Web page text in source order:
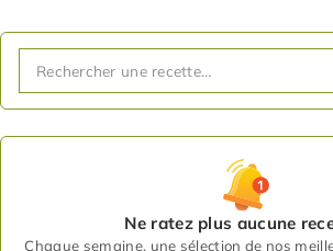
Ne ratez plus aucune
Chaque semaine, une sélection de nos